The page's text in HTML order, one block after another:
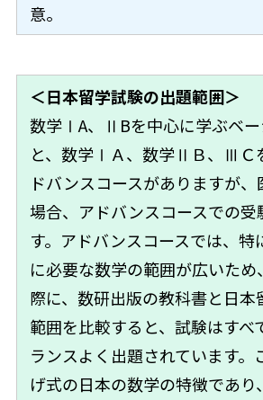
意。
＜日本留学試験の出題範囲＞
数学ⅠA、ⅡBを中心に学ぶベー
と、数学ⅠＡ、数学ⅡＢ、ⅢＣ
ドバンスコースがありますが
場合、アドバンスコースでの受
す。アドバンスコースでは、特
に必要な数学の範囲が広いため
際に、数研出版の教科書と日本
範囲を比較すると、試験はすべ
ランスよく出題されています。
げ式の日本の数学の特徴であり